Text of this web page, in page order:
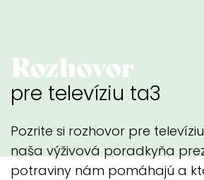
Rozhovor
pre televíziu ta3
Pozrite si rozhovor pre
naša výživová poradkyňa
potraviny nám pomáhajú a